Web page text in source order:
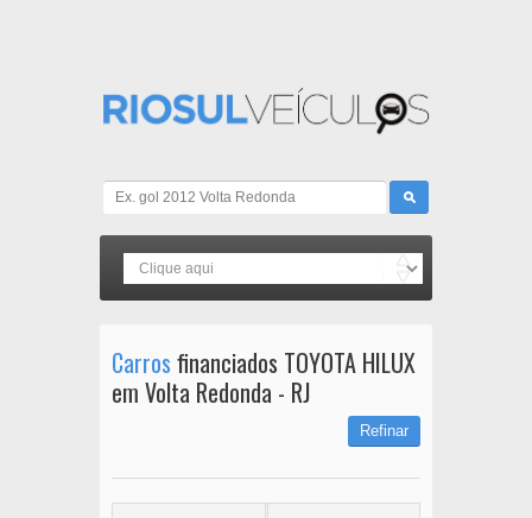
Carros financiados TOYOTA HILUX
em Volta Redonda - RJ
Refinar